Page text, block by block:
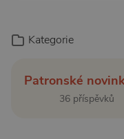
Kategorie
Patronské
36 příspěvků